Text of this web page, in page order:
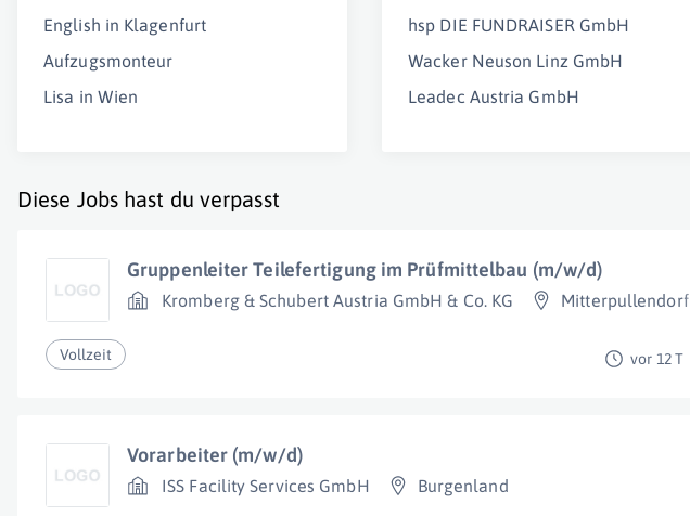
English in Klagenfurt
Aufzugsmonteur
Lisa in Wien
hsp DIE FUNDRAISER GmbH
Wacker Neuson Linz GmbH
Leadec Austria GmbH
Diese Jobs hast du verpasst
Gruppenleiter Teilefertigung im Prüfmittelbau (m/w/d)
Kromberg & Schubert Austria GmbH & Co. KG Mitterpullendorf
Vollzeit vor 12 T
Vorarbeiter (m/w/d)
ISS Facility Services GmbH Burgenland